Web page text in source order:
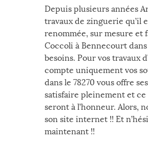
Depuis plusieurs années
travaux de zinguerie qu’il
renommée, sur mesure et
Coccoli à Bennecourt
besoins. Pour vos travaux
compte uniquement vos
dans le 78270 vous offre
satisfaire pleinement et
seront à l’honneur. Alors,
son site internet !! Et
maintenant !!